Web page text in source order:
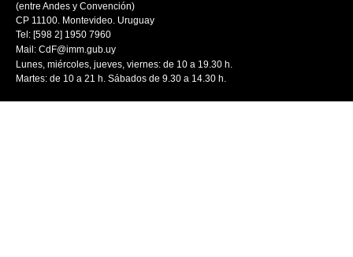
(entre Andes y Convención)
CP 11100. Montevideo. Uruguay
Tel: [598 2] 1950 7960
Mail: CdF@imm.gub.uy
Lunes, miércoles, jueves, viernes: de 10 a 19.30 h.
Martes: de 10 a 21 h. Sábados de 9.30 a 14.30 h.